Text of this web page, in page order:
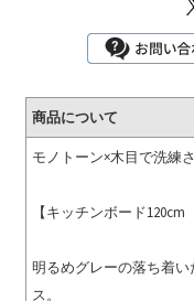
商品について
モノトーン×木目で洗練
【キッチンボード
明るめグレーの落ち着
ス。